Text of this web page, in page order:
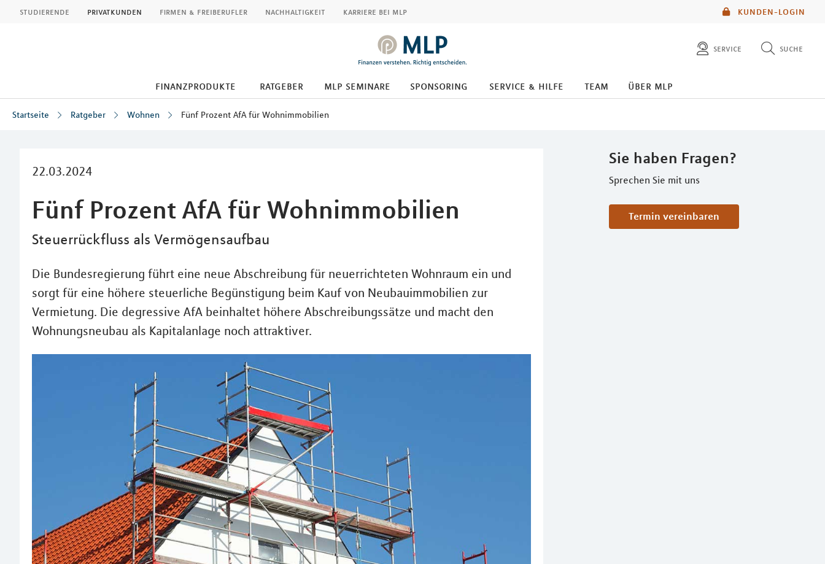
KUNDEN-LOGIN
studierende privatkunden firmen & freiberufler nachhaltigkeit karriere bei mlp
service suche
diese website durchsuchen
finanzprodukte ratgeber mlp seminare sponsoring service & hilfe team über mlp
Startseite Ratgeber Wohnen Fünf Prozent AfA für Wohnimmobilien
22.03.2024
Fünf Prozent AfA für Wohnimmobilien
Steuerrückfluss als Vermögensaufbau
Die Bundesregierung führt eine neue Abschreibung für neuerrichteten Wohnraum ein und
sorgt für eine höhere steuerliche Begünstigung beim Kauf von Neubauimmobilien zur
Vermietung. Die degressive AfA beinhaltet höhere Abschreibungssätze und macht den
Wohnungsneubau als Kapitalanlage noch attraktiver.
Sie haben Fragen?
Sprechen Sie mit uns
Termin vereinbaren